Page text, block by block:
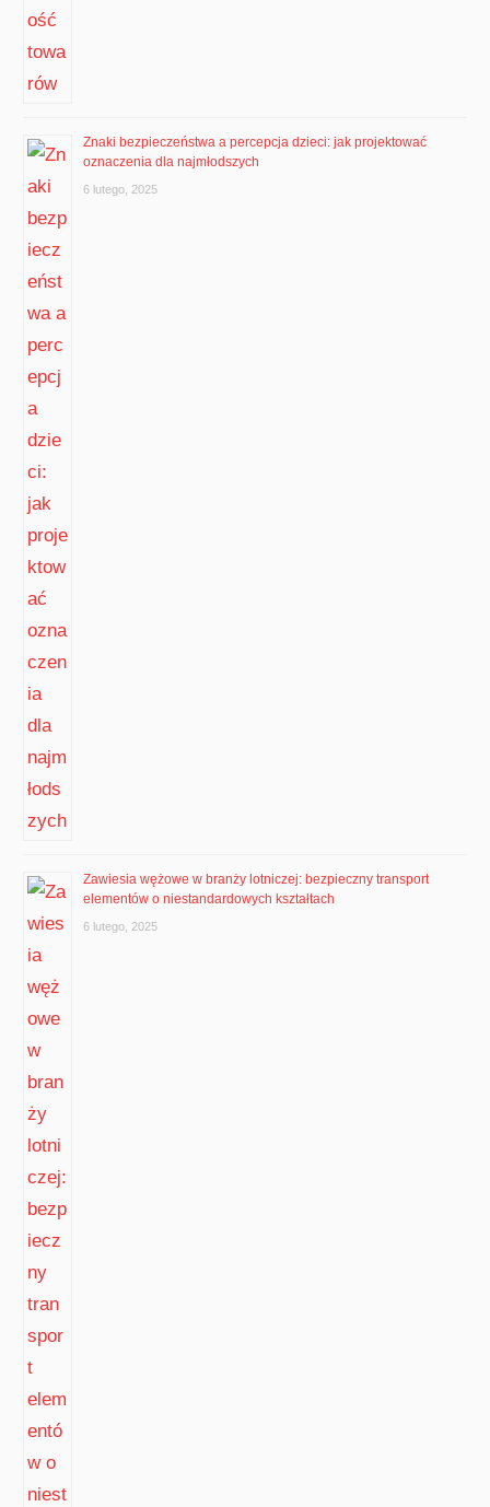
Znaki bezpieczeństwa a percepcja dzieci: jak projektować
oznaczenia dla najmłodszych
6 lutego, 2025
Zawiesia wężowe w branży lotniczej: bezpieczny transport
elementów o niestandardowych kształtach
6 lutego, 2025